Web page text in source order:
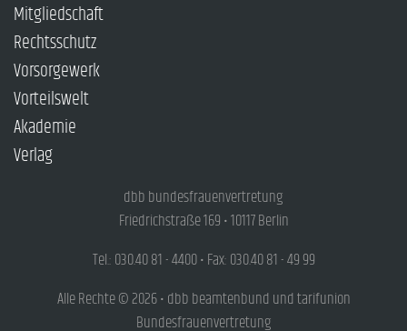
Mitgliedschaft
Rechtsschutz
Vorsorgewerk
Vorteilswelt
Akademie
Verlag
dbb bundesfrauenvertretung
Friedrichstraße 169 • 10117 Berlin
Tel.: 030.40 81 - 4400 • Fax: 030.40 81 - 49 99
Alle Rechte © 2026 • dbb beamtenbund und tarifunion
Bundesfrauenvertretung